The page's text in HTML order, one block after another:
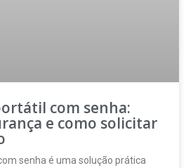
com senha:
e como solicitar
senha é uma solução prática